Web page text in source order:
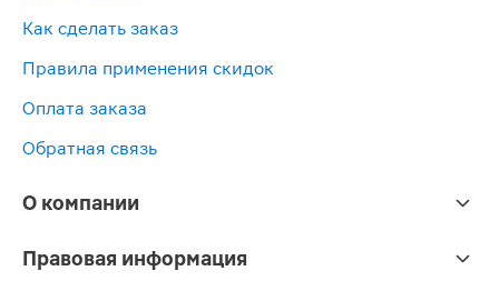
Как сделать заказ
Правила применения скидок
Оплата заказа
Обратная связь
О компании
Правовая информация